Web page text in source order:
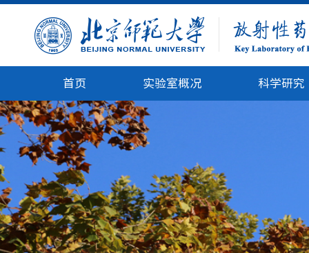
首页 实验室概况 科学研究